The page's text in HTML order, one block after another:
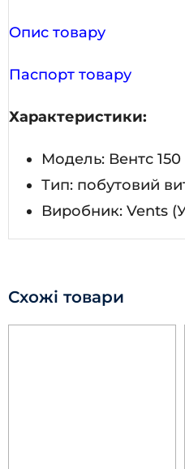
Опис товару
Паспорт товару
Характеристики:
Модель: Вентс 150
Тип: побутовий
Виробник: Vents
Схожі товари